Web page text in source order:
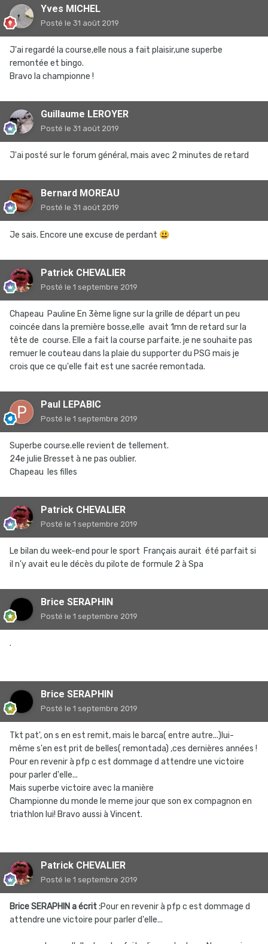
Yves MICHEL
Posté le 31 août 2019
J'ai regardé la course,elle nous a fait plaisir,une superbe
remontée et bingo.
Bravo la championne !
Guillaume LEROYER
Posté le 31 août 2019
J'ai posté sur le forum général, mais avec 2 minutes de retard
Bernard MOREAU
Posté le 31 août 2019
Je sais. Encore une excuse de perdant 😃
Patrick CHEVALIER
Posté le 1 septembre 2019
Chapeau Pauline En 3ème ligne sur la grille de départ un peu
coincée dans la première bosse,elle avait 1mn de retard sur la
tête de course. Elle a fait la course parfaite. je ne souhaite pas
remuer le couteau dans la plaie du supporter du PSG mais je
crois que ce qu'elle fait est une sacrée remontada.
Paul LEPABIC
Posté le 1 septembre 2019
Superbe course.elle revient de tellement.
24e julie Bresset à ne pas oublier.
Chapeau les filles
Patrick CHEVALIER
Posté le 1 septembre 2019
Le bilan du week-end pour le sport Français aurait été parfait si
il n'y avait eu le décès du pilote de formule 2 à Spa
Brice SERAPHIN
Posté le 1 septembre 2019
.
Brice SERAPHIN
Posté le 1 septembre 2019
Tkt pat', on s en est remit, mais le barca( entre autre...)lui-
même s'en est prit de belles( remontada) ,ces dernières années !
Pour en revenir à pfp c est dommage d attendre une victoire
pour parler d'elle...
Mais superbe victoire avec la manière
Championne du monde le meme jour que son ex compagnon en
triathlon lui! Bravo aussi à Vincent.
Patrick CHEVALIER
Posté le 1 septembre 2019
Brice SERAPHIN a écrit :Pour en revenir à pfp c est dommage d
attendre une victoire pour parler d'elle...